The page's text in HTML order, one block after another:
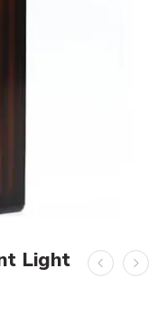
Light